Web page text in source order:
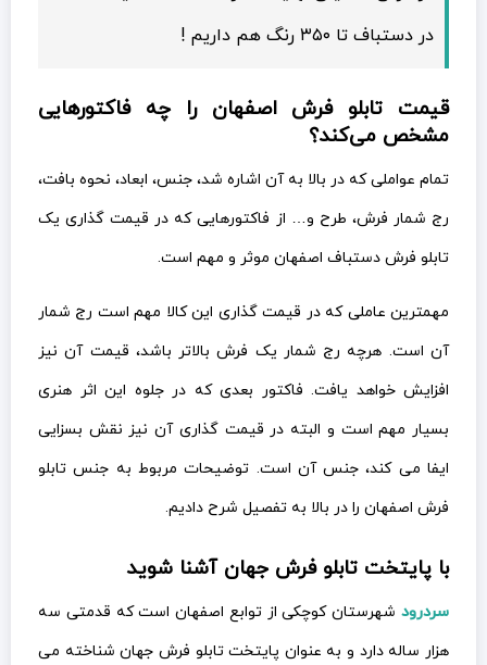
در دستباف تا ۳۵۰ رنگ هم داریم !
قیمت تابلو فرش اصفهان را چه فاکتورهایی
مشخص می‌کند؟
تمام عواملی که در بالا به آن اشاره شد، جنس، ابعاد، نحوه بافت،
رج شمار فرش، طرح و… از فاکتورهایی که در قیمت گذاری یک
تابلو فرش دستباف اصفهان موثر و مهم است.
مهمترین عاملی که در قیمت گذاری این کالا مهم است رج شمار
آن است. هرچه رج شمار یک فرش بالاتر باشد، قیمت آن نیز
افزایش خواهد یافت. فاکتور بعدی که در جلوه این اثر هنری
بسیار مهم است و البته در قیمت گذاری آن نیز نقش بسزایی
ایفا می کند، جنس آن است. توضیحات مربوط به جنس تابلو
فرش اصفهان را در بالا به تفصیل شرح دادیم.
با پایتخت تابلو فرش جهان آشنا شوید
سردرود شهرستان کوچکی از توابع اصفهان است که قدمتی سه
هزار ساله دارد و به عنوان پایتخت تابلو فرش جهان شناخته می